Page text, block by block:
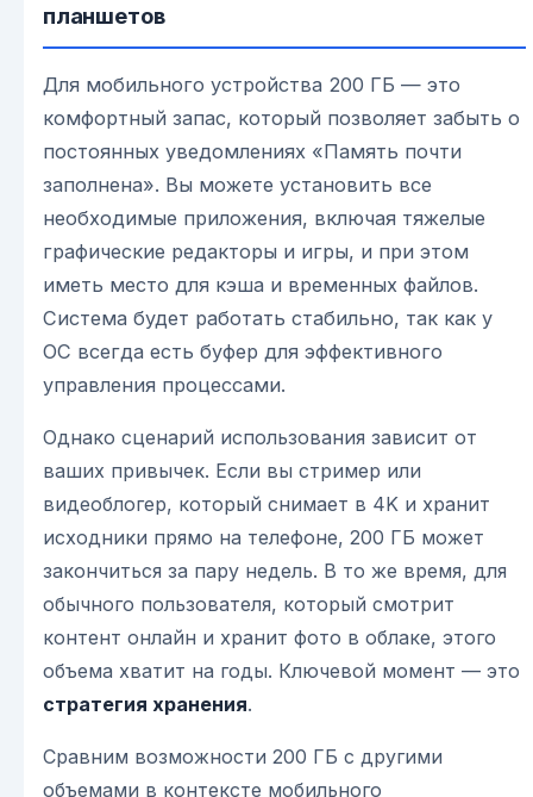
планшетов
Для мобильного устройства 200 ГБ — это
комфортный запас, который позволяет забыть о
постоянных уведомлениях «Память почти
заполнена». Вы можете установить все
необходимые приложения, включая тяжелые
графические редакторы и игры, и при этом
иметь место для кэша и временных файлов.
Система будет работать стабильно, так как у
ОС всегда есть буфер для эффективного
управления процессами.
Однако сценарий использования зависит от
ваших привычек. Если вы стример или
видеоблогер, который снимает в 4K и хранит
исходники прямо на телефоне, 200 ГБ может
закончиться за пару недель. В то же время, для
обычного пользователя, который смотрит
контент онлайн и хранит фото в облаке, этого
объема хватит на годы. Ключевой момент — это
стратегия хранения.
Сравним возможности 200 ГБ с другими
объемами в контексте мобильного